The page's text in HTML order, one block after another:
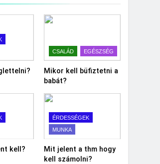
CSALÁD EGÉSZSÉG
Mikor kell büfiztetni a
babát?
kell?
ÉRDESSÉGEK
MUNKA
Mit jelent a thm hogy
kell számolni?